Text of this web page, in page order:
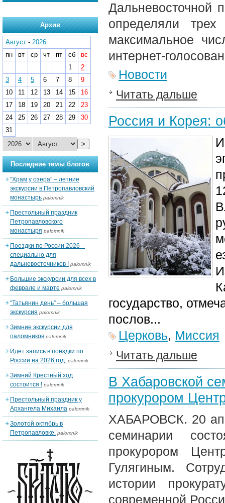
Дальневосточной
определяли
максимальное
интернет-
Новости
Читать дальше
Россия и Корея:
государство,
послов...
Церковь, Миссия
Читать дальше
В Хабаровской
прокурором
ХАБАРОВСК. 20
семинарии
прокурором
Гулягиным.
истории
современной
Архив
Август - 2026
пн
вт ср чт пт сб
вс
1
2
3
4 5 6 7 8
9
10
11 12 13 14 15
16
17
18 19 20 21 22
23
24
25 26 27 28 29
30
31
>
Последние темы блогов
“Храм у озера” – летние
экскурсии в Петропавловский
монастырь palomnik
Престольный праздник
Петропавловского
монастыря palomnik
Поездки по России 2026 –
специально для
дальневосточников ! palomnik
Большие экскурсии для всех в
феврале и марте palomnik
“Татьянин день” – большая
экскурсия palomnik
Зимние экскурсии для
паломников palomnik
Идет запись в поездки по
России на 2026 год. palomnik
Зимний Крестный ход
состоится ! palomnik
Престольный праздник у
Архангела Михаила palomnik
Золотой октябрь в
Петропавловке. palomnik